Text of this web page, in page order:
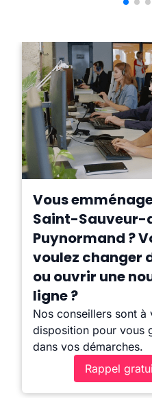
Vous
Saint-Sauveur-
Puynormand ?
voulez changer
ou ouvrir une
ligne ?
Nos conseillers sont à
disposition pour vous
dans vos démarches.
Rappel